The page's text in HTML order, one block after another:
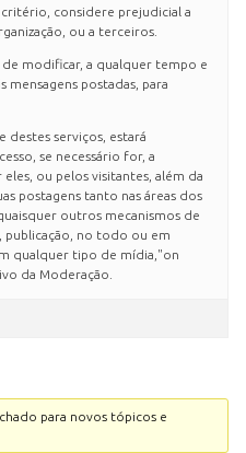
considere prejudicial a
ou a terceiros.
modificar, a qualquer tempo e
mensagens postadas, para
destes serviços, estará
se necessário for, a
ou pelos visitantes, além da
postagens tanto nas áreas dos
outros mecanismos de
publicação, no todo ou em
qualquer tipo de mídia,"on
da Moderação.
para novos tópicos e